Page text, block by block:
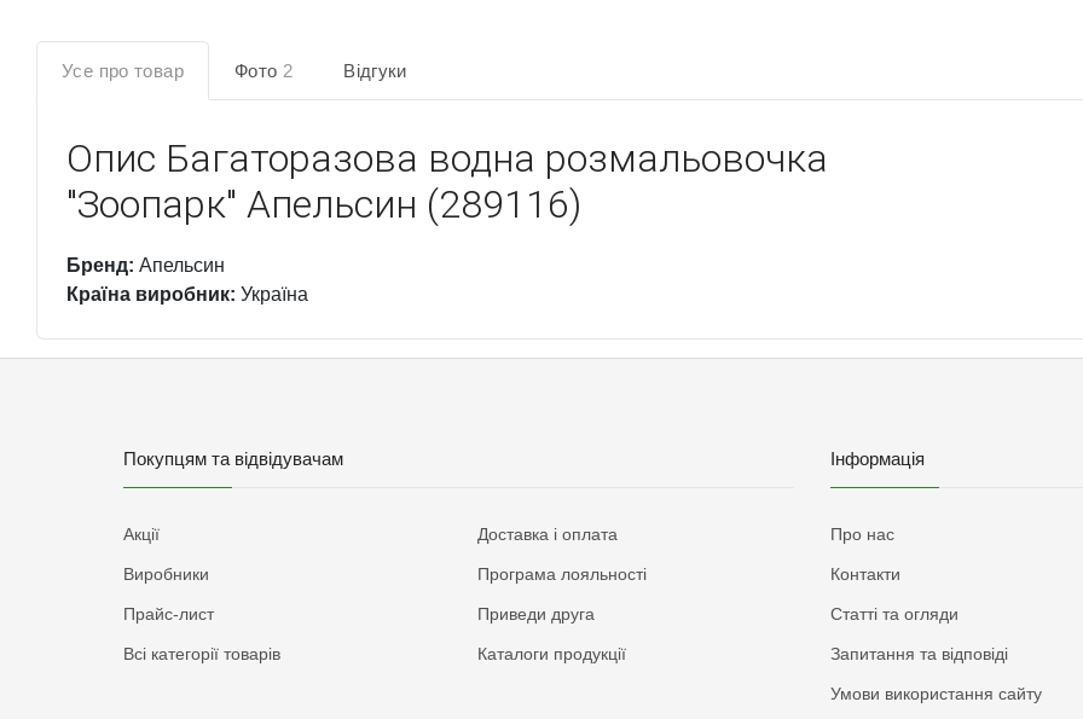
Усе про товар Фото 2 Відгуки
Опис Багаторазова водна розмальовочка
"Зоопарк" Апельсин (289116)
Бренд: Апельсин
Країна виробник: Україна
Покупцям та відвідувачам
Акції
Виробники
Прайс-лист
Всі категорії товарів
Доставка і оплата
Програма лояльності
Приведи друга
Каталоги продукції
Інформація
Про нас
Контакти
Статті та огляди
Запитання та відповіді
Умови використання сайту